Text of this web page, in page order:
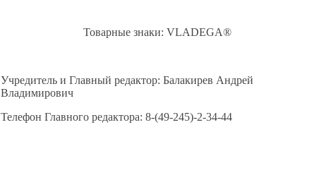
Товарные знаки: VLADEGA®
Учредитель и Главный редактор: Балакирев Андрей
Владимирович
Телефон Главного редактора: 8-(49-245)-2-34-44